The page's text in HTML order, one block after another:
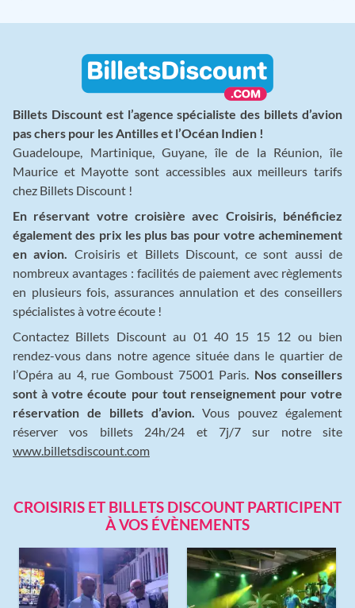
Billets Discount est l’agence spécialiste des billets d’avion
pas chers pour les Antilles et l’Océan Indien !
Guadeloupe, Martinique, Guyane, île de la Réunion, île
Maurice et Mayotte sont accessibles aux meilleurs tarifs
chez Billets Discount !
En réservant votre croisière avec Croisiris, bénéficiez
également des prix les plus bas pour votre acheminement
en avion.
Croisiris et Billets Discount, ce sont aussi de
nombreux avantages : facilités de paiement avec règlements
en plusieurs fois, assurances annulation et des conseillers
spécialistes à votre écoute !
Contactez Billets Discount au 01 40 15 15 12 ou bien
rendez-vous dans notre agence située dans le quartier de
l’Opéra au 4, rue Gomboust 75001 Paris. Nos conseillers
sont à votre écoute pour tout renseignement pour votre
réservation de billets d’avion.
Vous pouvez également
réserver vos billets 24h/24 et 7j/7 sur notre site
www.billetsdiscount.com
CROISIRIS ET BILLETS DISCOUNT PARTICIPENT
À VOS ÉVÈNEMENTS